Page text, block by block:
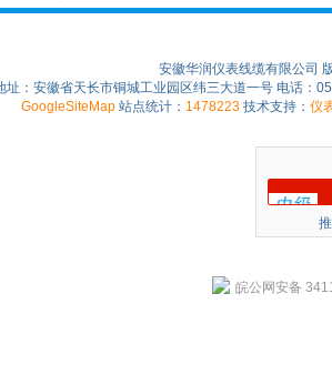
安徽华润仪表线缆有限公司
址：安徽省天长市铜城工业园区纬三大道一号 电话：
GoogleSiteMap 站点统计： 1478223 技术支持： 仪
皖公网安备